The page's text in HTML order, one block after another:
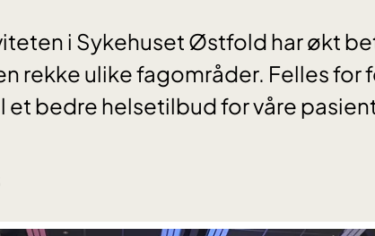
i Sykehuset Østfold har økt
rekke ulike fagområder. Felles for
et bedre helsetilbud for våre